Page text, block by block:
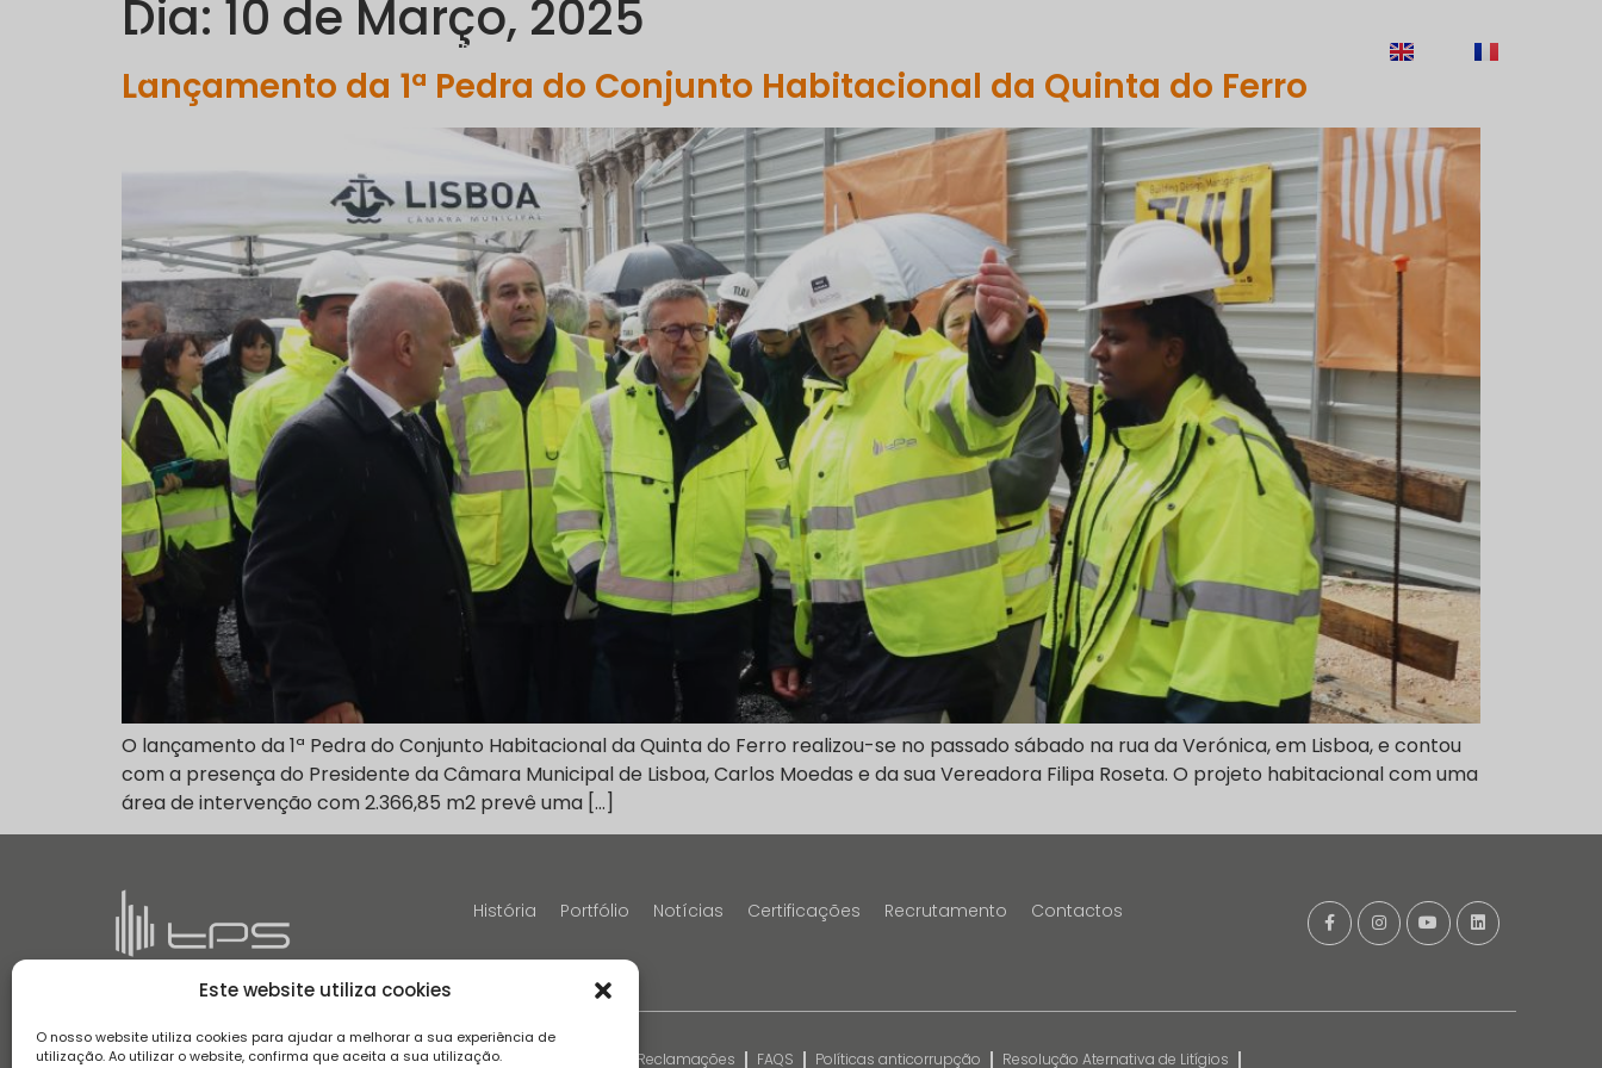
Este website utiliza cookies
O nosso website utiliza cookies para ajudar a melhorar a sua experiência de
utilização. Ao utilizar o website, confirma que aceita a sua utilização.
EMPRESA
Dia: 10 de Março, 2025
Lançamento da 1ª Pedra do Conjunto Habitacional da Quinta do Ferro
O lançamento da 1ª Pedra do Conjunto Habitacional da Quinta do Ferro realizou-se no passado sábado na rua da Verónica, em Lisboa, e contou
com a presença do Presidente da Câmara Municipal de Lisboa, Carlos Moedas e da sua Vereadora Filipa Roseta. O projeto habitacional com uma
área de intervenção com 2.366,85 m2 prevê uma […]
História Portfólio Notícias Certificações Recrutamento Contactos
Termos e Condições Aviso de Privacidade Aviso de Cookies Livro de Reclamações FAQS Políticas anticorrupção Resolução Aternativa de Litígios